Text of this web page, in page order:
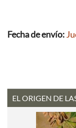
Fecha de envío:
EL ORIGEN DE